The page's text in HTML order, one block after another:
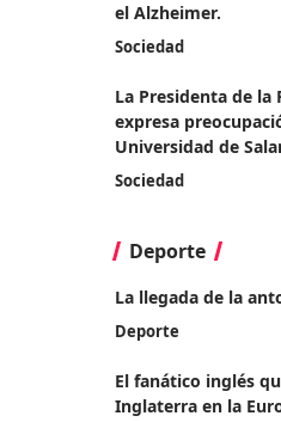
el Alzheimer.
Sociedad
La Presidenta de la
expresa
Universidad de
Sociedad
Deporte
La llegada de la
Deporte
El fanático inglés
Inglaterra en la